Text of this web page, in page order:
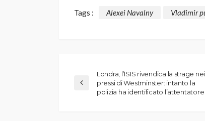
Tags : Alexei Navalny Vladimir
Londra, l’ISIS rivendica la strage nei
pressi di Westminster: intanto la
polizia ha identificato l’attentatore